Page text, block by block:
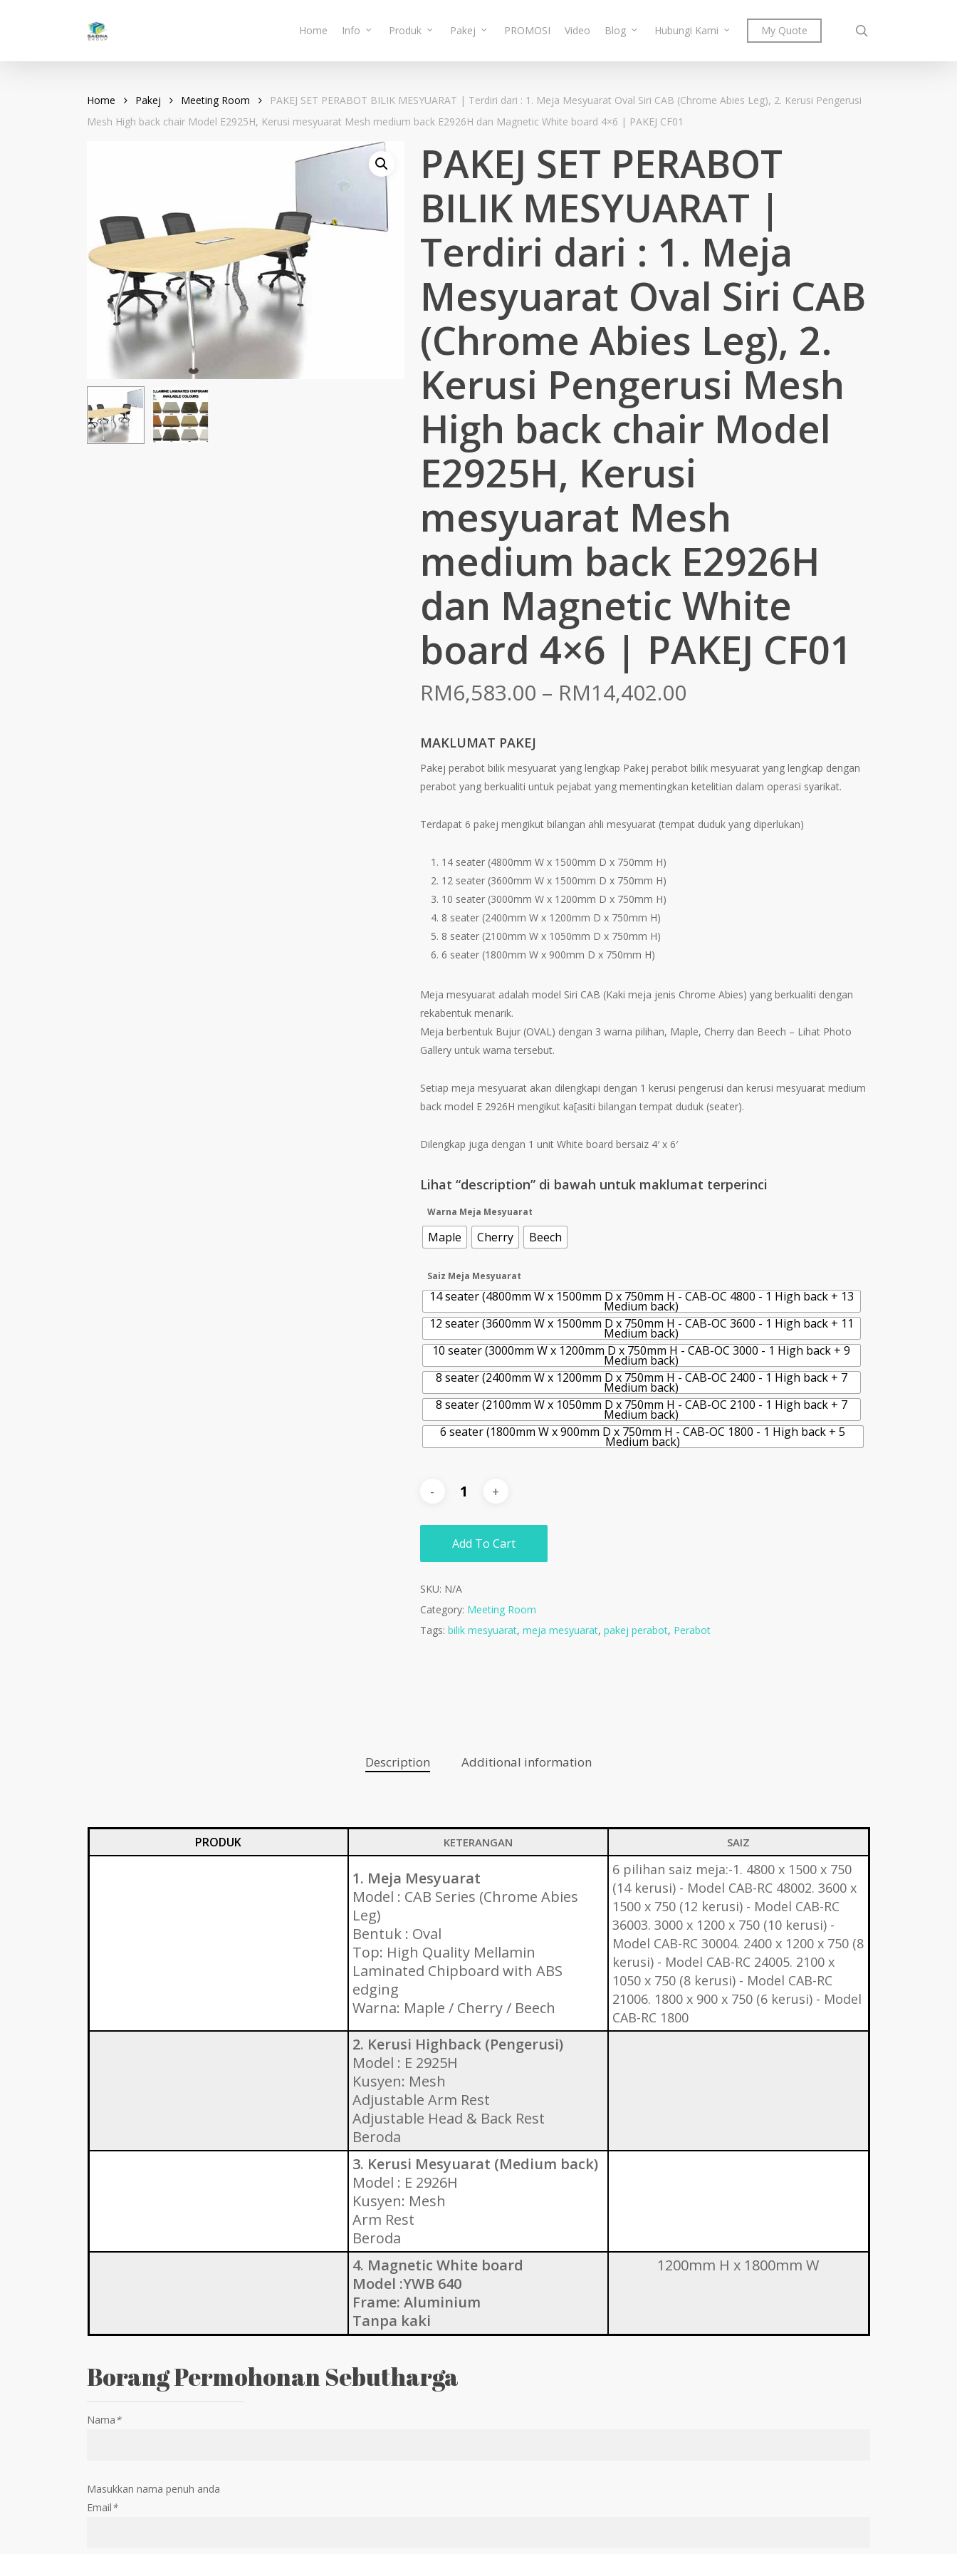
content
Home Info Produk Pakej PROMOSI Video Blog Hubungi Kami My Quote
Home Pakej Meeting Room
PAKEJ SET PERABOT BILIK MESYUARAT | Terdiri dari : 1. Meja Mesyuarat Oval Siri CAB (Chrome Abies Leg), 2. Kerusi Pengerusi
Mesh High back chair Model E2925H, Kerusi mesyuarat Mesh medium back E2926H dan Magnetic White board 4×6 | PAKEJ CF01
PAKEJ SET PERABOT
BILIK MESYUARAT |
Terdiri dari : 1. Meja
Mesyuarat Oval Siri CAB
(Chrome Abies Leg), 2.
Kerusi Pengerusi Mesh
High back chair Model
E2925H, Kerusi
mesyuarat Mesh
medium back E2926H
dan Magnetic White
board 4×6 | PAKEJ CF01
RM6,583.00 – RM14,402.00Price
RM14,402.00
MAKLUMAT PAKEJ
Pakej perabot bilik mesyuarat yang lengkap Pakej perabot bilik mesyuarat yang lengkap dengan
perabot yang berkualiti untuk pejabat yang mementingkan ketelitian dalam operasi syarikat.
Terdapat 6 pakej mengikut bilangan ahli mesyuarat (tempat duduk yang diperlukan)
14 seater (4800mm W x 1500mm D x 750mm H)
12 seater (3600mm W x 1500mm D x 750mm H)
10 seater (3000mm W x 1200mm D x 750mm H)
8 seater (2400mm W x 1200mm D x 750mm H)
8 seater (2100mm W x 1050mm D x 750mm H)
6 seater (1800mm W x 900mm D x 750mm H)
Meja mesyuarat adalah model Siri CAB (Kaki meja jenis Chrome Abies) yang berkualiti dengan
rekabentuk menarik.
Meja berbentuk Bujur (OVAL) dengan 3 warna pilihan, Maple, Cherry dan Beech – Lihat Photo
Gallery untuk warna tersebut.
Setiap meja mesyuarat akan dilengkapi dengan 1 kerusi pengerusi dan kerusi mesyuarat medium
back model E 2926H mengikut ka[asiti bilangan tempat duduk (seater).
Dilengkap juga dengan 1 unit White board bersaiz 4′ x 6′
Lihat “description” di bawah untuk maklumat terperinci
Warna Meja Mesyuarat
Maple Cherry Beech
Saiz Meja Mesyuarat
14 seater (4800mm W x 1500mm D x 750mm H - CAB-OC 4800 - 1 High back + 13
Medium back)
12 seater (3600mm W x 1500mm D x 750mm H - CAB-OC 3600 - 1 High back + 11
Medium back)
10 seater (3000mm W x 1200mm D x 750mm H - CAB-OC 3000 - 1 High back + 9
Medium back)
8 seater (2400mm W x 1200mm D x 750mm H - CAB-OC 2400 - 1 High back + 7
Medium back)
8 seater (2100mm W x 1050mm D x 750mm H - CAB-OC 2100 - 1 High back + 7
Medium back)
6 seater (1800mm W x 900mm D x 750mm H - CAB-OC 1800 - 1 High back + 5
Medium back)
Add To Cart
SKU: N/A
Category: Meeting Room
Tags: bilik mesyuarat, meja mesyuarat, pakej perabot, Perabot
Description Additional information
PRODUK KETERANGAN SAIZ
1. Meja Mesyuarat
Model : CAB Series (Chrome Abies
Leg)
Bentuk : Oval
Top: High Quality Mellamin
Laminated Chipboard with ABS
edging
Warna: Maple / Cherry / Beech
6 pilihan saiz meja:-1. 4800 x 1500 x 750
(14 kerusi) - Model CAB-RC 48002. 3600 x
1500 x 750 (12 kerusi) - Model CAB-RC
36003. 3000 x 1200 x 750 (10 kerusi) -
Model CAB-RC 30004. 2400 x 1200 x 750 (8
kerusi) - Model CAB-RC 24005. 2100 x
1050 x 750 (8 kerusi) - Model CAB-RC
21006. 1800 x 900 x 750 (6 kerusi) - Model
CAB-RC 1800
2. Kerusi Highback (Pengerusi)
Model : E 2925H
Kusyen: Mesh
Adjustable Arm Rest
Adjustable Head & Back Rest
Beroda
3. Kerusi Mesyuarat (Medium back)
Model : E 2926H
Kusyen: Mesh
Arm Rest
Beroda
4. Magnetic White board
Model :YWB 640
Frame: Aluminium
Tanpa kaki
1200mm H x 1800mm W
Borang Permohonan Sebutharga
Nama*
Masukkan nama penuh anda
Email*